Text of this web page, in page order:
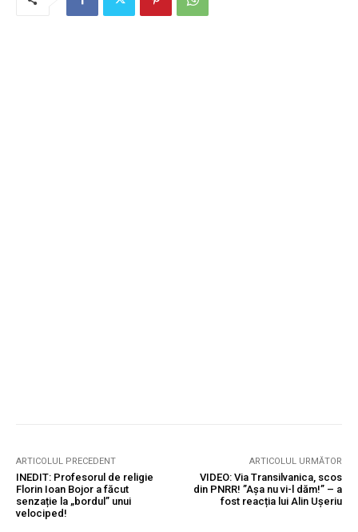
ARTICOLUL PRECEDENT
INEDIT: Profesorul de religie
Florin Ioan Bojor a făcut
senzație la „bordul” unui
velociped!
ARTICOLUL URMĂTOR
VIDEO: Via Transilvanica, scos
din PNRR! ”Așa nu vi-l dăm!” – a
fost reacția lui Alin Ușeriu